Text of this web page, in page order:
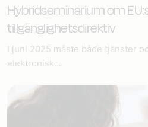
Hybridseminarium om
tillgänglighetsdirektiv
I juni 2025 måste både tjänster
elektronisk...